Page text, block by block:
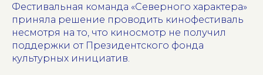
Фестивальная команда «Северного характера»
приняла решение проводить кинофестиваль
несмотря на то, что киносмотр не получил
поддержки от Президентского фонда
культурных инициатив.